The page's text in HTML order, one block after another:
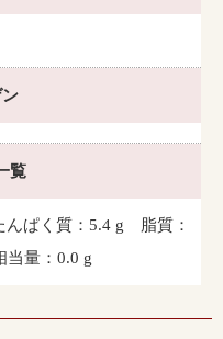
覧
ぱく質：5.4 g 脂質：
量：0.0 g